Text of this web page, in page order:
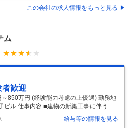
担当としてのプロマネ・設計スペックイ
社会的背景も踏まえながら現地メンバー
す。 また国内既存工場において、従来設
この会社の求人情報をもっと見る
ム
歓迎
850万円 (経験能力考慮の上優遇) 勤務地
ビル 仕事内容 ■建物の新築工事に伴う新
リニューアル工事における昇降機施工の
す。 【具体的には】 ・昇降機工事現場施
給与等の情報を見る